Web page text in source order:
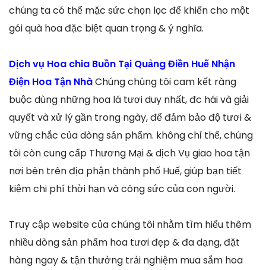
chúng ta có thể mặc sức chọn lọc để khiến cho một
gói quà hoa đặc biệt quan trọng & ý nghĩa.
Dịch vụ Hoa chia Buồn Tại Quảng Điền Huế Nhận
Điện Hoa Tận NhàChúng chúng tôi cam kết ràng
buộc dùng những hoa lá tươi duy nhất, đc hái và giải
quyết và xử lý gần trong ngày, để đảm bảo độ tươi &
vững chắc của dòng sản phẩm. không chỉ thế, chúng
tôi còn cung cấp Thương Mại & dịch Vụ giao hoa tận
nơi bên trên địa phận thành phố Huế, giúp bạn tiết
kiệm chi phí thời hạn và công sức của con người.
Truy cập website của chúng tôi nhằm tìm hiểu thêm
nhiều dòng sản phẩm hoa tươi đẹp & đa dạng, đặt
hàng ngay & tận thưởng trải nghiệm mua sắm hoa